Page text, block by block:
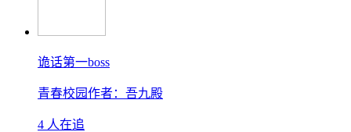
诡话第一boss
青春校园作者：吾九殿
4 人在追